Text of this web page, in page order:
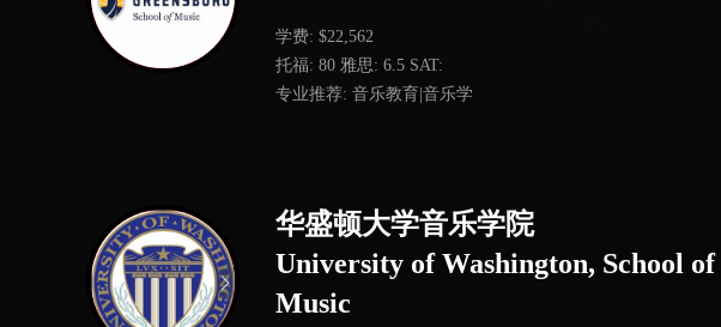
学费: $22,562
托福: 80 雅思: 6.5 SAT:
专业推荐: 音乐教育|音乐学
华盛顿大学音乐学院
University of Washington, School of
Music